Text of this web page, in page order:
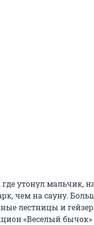
утонул мальчик,
чем на сауну.
лестницы и
«Веселый